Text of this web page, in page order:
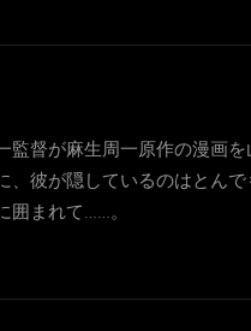
監督が麻生周一原作の漫画
、彼が隠しているのはとん
囲まれて……。